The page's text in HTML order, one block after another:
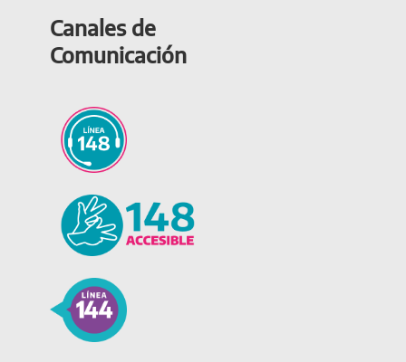
Canales de
Comunicación